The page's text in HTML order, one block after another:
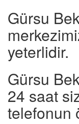
Gürsu
yeterlidir.
Gürsu
24 saat
telefonun